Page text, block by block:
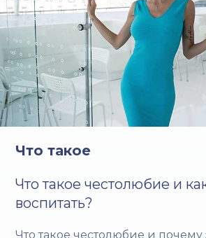
Что такое
Что такое честолюбие и
воспитать?
Что такое честолюбие и